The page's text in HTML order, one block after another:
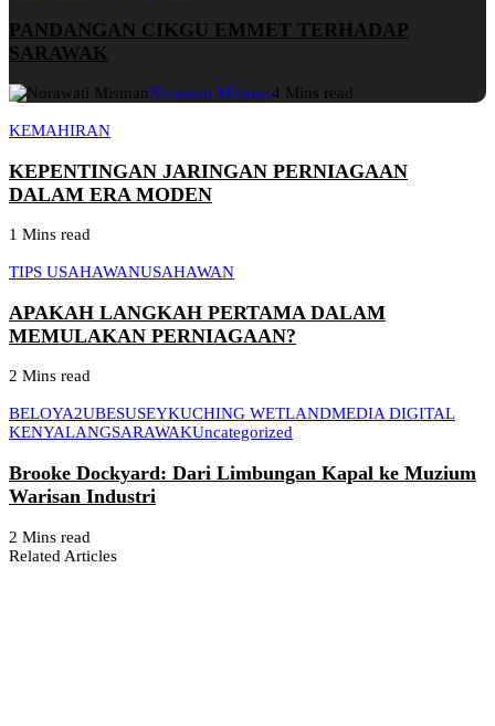
PANDANGAN CIKGU EMMET TERHADAP
SARAWAK
Norawati Misman4 Mins read
KEMAHIRAN
KEPENTINGAN JARINGAN PERNIAGAAN
DALAM ERA MODEN
1 Mins read
TIPS USAHAWANUSAHAWAN
APAKAH LANGKAH PERTAMA DALAM
MEMULAKAN PERNIAGAAN?
2 Mins read
BELOYA2UBESUSEYKUCHING WETLANDMEDIA DIGITAL
KENYALANGSARAWAKUncategorized
Brooke Dockyard: Dari Limbungan Kapal ke Muzium
Warisan Industri
2 Mins read
Related Articles